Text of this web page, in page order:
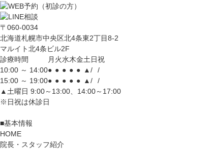
〒060-0034
北海道札幌市中央区北4条東2丁目8-2
マルイト北4条ビル2F
診療時間
月 火水木金土日祝
10:00 ～ 14:00● ● ● ● ● ▲/
/
15:00 ～ 19:00● ● ● ● ● ▲/
/
▲土曜日 9:00～13:00、14:00～17:00
※日祝は休診日
■基本情報
HOME
院長・スタッフ紹介